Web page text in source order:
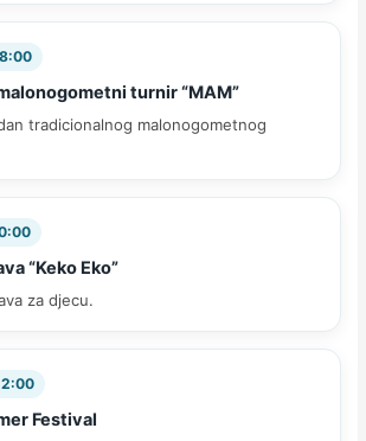
turnir “MAM”
tradicionalnog malonogometnog
“Keko Eko”
za djecu.
Festival